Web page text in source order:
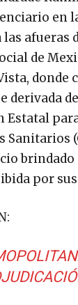
en
afueras
de
donde
derivada
Estatal
Sanitarios
brindado
por